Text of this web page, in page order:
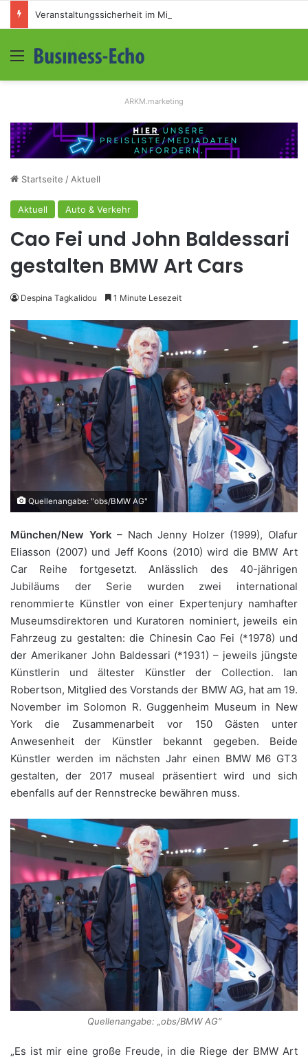
Menü
ARKM.marketing
Startseite / Aktuell
Aktuell Auto & Verkehr
Cao Fei und John Baldessari
gestalten BMW Art Cars
Despina Tagkalidou 1 Minute Lesezeit
Quellenangabe: "obs/BMW AG"
München/New York– Nach Jenny Holzer (1999), Olafur
Eliasson (2007) und Jeff Koons (2010) wird die BMW Art
Car Reihe fortgesetzt. Anlässlich des 40-jährigen
Jubiläums der Serie wurden zwei international
renommierte Künstler von einer Expertenjury namhafter
Museumsdirektoren und Kuratoren nominiert, jeweils ein
Fahrzeug zu gestalten: die Chinesin Cao Fei (*1978) und
der Amerikaner John Baldessari (*1931) – jeweils jüngste
Künstlerin und ältester Künstler der Collection. Ian
Robertson, Mitglied des Vorstands der BMW AG, hat am 19.
November im Solomon R. Guggenheim Museum in New
York die Zusammenarbeit vor 150 Gästen unter
Anwesenheit der Künstler bekannt gegeben. Beide
Künstler werden im nächsten Jahr einen BMW M6 GT3
gestalten, der 2017 museal präsentiert wird und sich
ebenfalls auf der Rennstrecke bewähren muss.
Quellenangabe: „obs/BMW AG“
„Es ist mir eine große Freude, in die Riege der BMW Art